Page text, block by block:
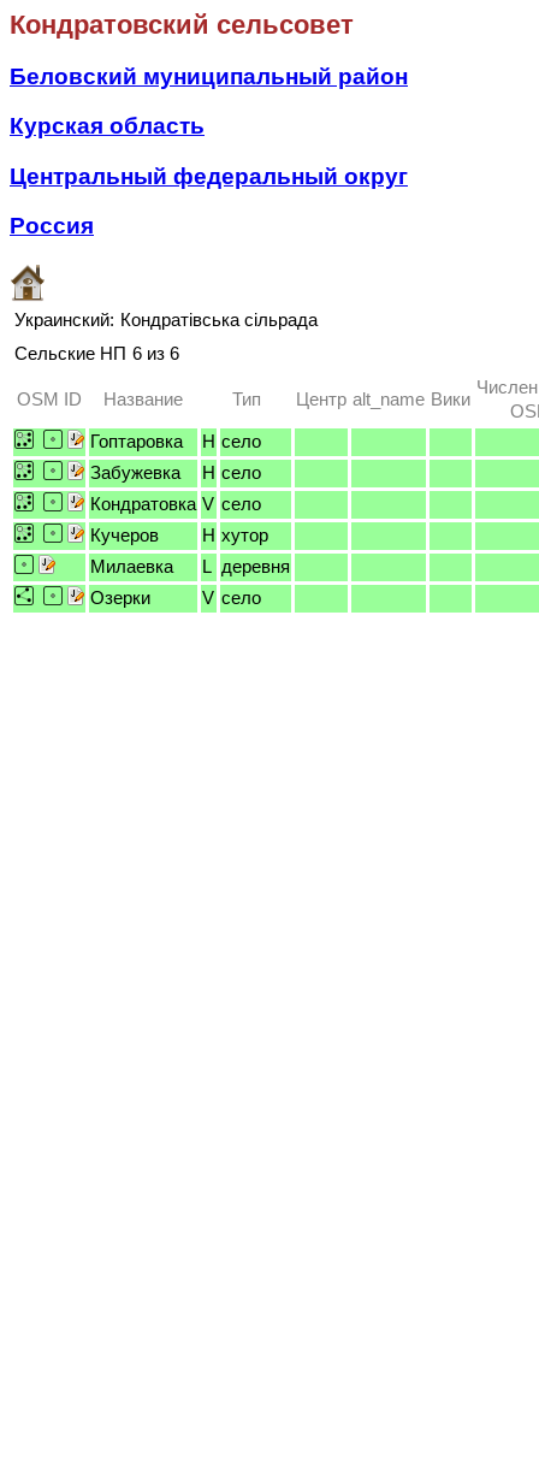
Кондратовский сельсовет
Беловский муниципальный район
Курская область
Центральный федеральный округ
Россия
Украинский: Кондратівська сільрада
Сельские НП 6 из 6
OSM ID Название Тип Центр alt_name Вики
Гоптаровка
H село
Забужевка
H село
Кондратовка V село
Кучеров
H хутор
Милаевка
L деревня
Озерки
V село